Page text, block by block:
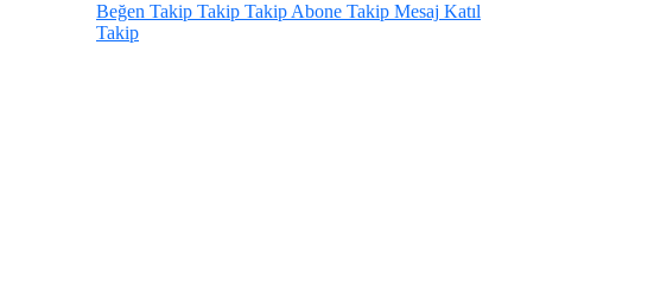
Beğen Takip Takip Takip Abone Takip Mesaj Katıl
Takip